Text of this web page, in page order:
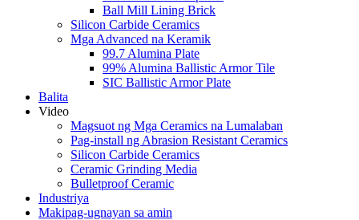
Ball Mill Lining Brick
Silicon Carbide Ceramics
Mga Advanced na Keramik
99.7 Alumina Plate
99% Alumina Ballistic Armor Tile
SIC Ballistic Armor Plate
Balita
Video
Magsuot ng Mga Ceramics na Lumalaban
Pag-install ng Abrasion Resistant Ceramics
Silicon Carbide Ceramics
Ceramic Grinding Media
Bulletproof Ceramic
Industriya
Makipag-ugnayan sa amin